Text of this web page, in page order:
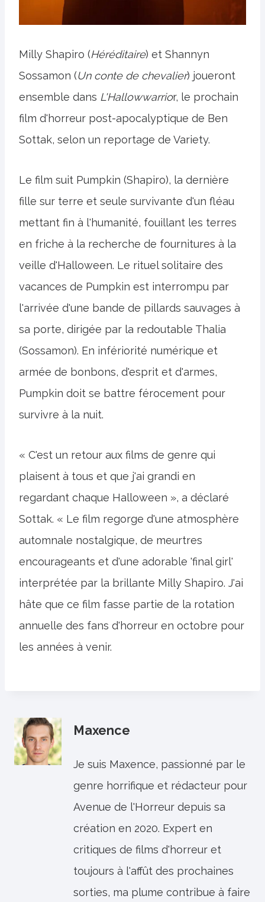
Milly Shapiro (Héréditaire) et Shannyn
Sossamon (Un conte de chevalier) joueront
ensemble dans L'Hallowwarrior, le prochain
film d'horreur post-apocalyptique de Ben
Sottak, selon un reportage de Variety.
Le film suit Pumpkin (Shapiro), la dernière
fille sur terre et seule survivante d'un fléau
mettant fin à l'humanité, fouillant les terres
en friche à la recherche de fournitures à la
veille d'Halloween. Le rituel solitaire des
vacances de Pumpkin est interrompu par
l'arrivée d'une bande de pillards sauvages à
sa porte, dirigée par la redoutable Thalia
(Sossamon). En infériorité numérique et
armée de bonbons, d'esprit et d'armes,
Pumpkin doit se battre férocement pour
survivre à la nuit.
« C'est un retour aux films de genre qui
plaisent à tous et que j'ai grandi en
regardant chaque Halloween », a déclaré
Sottak. « Le film regorge d'une atmosphère
automnale nostalgique, de meurtres
encourageants et d'une adorable 'final girl'
interprétée par la brillante Milly Shapiro. J'ai
hâte que ce film fasse partie de la rotation
annuelle des fans d'horreur en octobre pour
les années à venir.
Maxence
Je suis Maxence, passionné par le
genre horrifique et rédacteur pour
Avenue de l'Horreur depuis sa
création en 2020. Expert en
critiques de films d'horreur et
toujours à l'affût des prochaines
sorties, ma plume contribue à faire